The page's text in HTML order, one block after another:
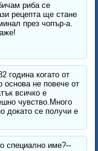
риба се
рецепта ще стане
през чопър-а.
година когато от
основа не повече от
всичко е
чувство.Много
докато се получи е
специално име?--